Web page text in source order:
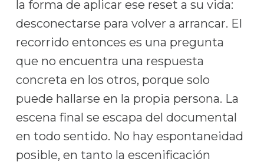
la forma de aplicar ese reset a su vida:
desconectarse para volver a arrancar. El
recorrido entonces es una pregunta
que no encuentra una respuesta
concreta en los otros, porque solo
puede hallarse en la propia persona. La
escena final se escapa del documental
en todo sentido. No hay espontaneidad
posible, en tanto la escenificación